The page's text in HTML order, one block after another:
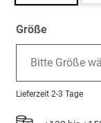
Größe
Bitte Größe
Lieferzeit 2-3 Tage